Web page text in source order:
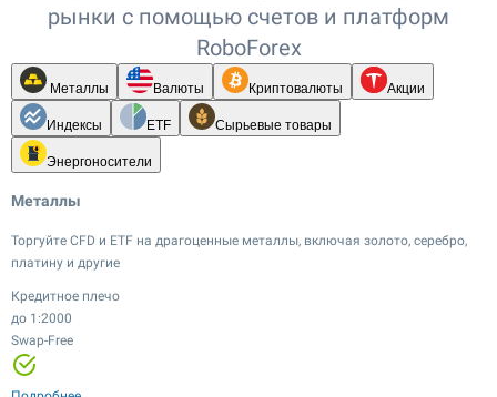
рынки с помощью счетов и платформ
RoboForex
Металлы Валюты Криптовалюты Акции
Индексы ETF Сырьевые товары
Энергоносители
Металлы
Торгуйте CFD и ETF на драгоценные металлы, включая золото, серебро,
платину и другие
Кредитное плечо
до 1:2000
Swap-FreeКредитное плечо